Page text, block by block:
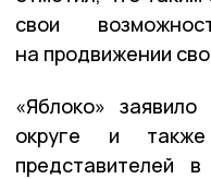
свои
на продвижении
«Яблоко»
округе и
представителей